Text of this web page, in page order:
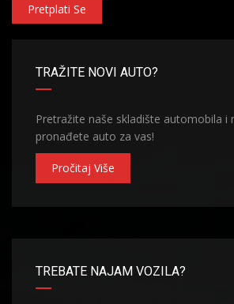
Pretplati Se
TRAŽITE NOVI AUTO?
Pretražite naše skladište automobila i
pronađete auto za vas!
Pročitaj Više
TREBATE NAJAM VOZILA?